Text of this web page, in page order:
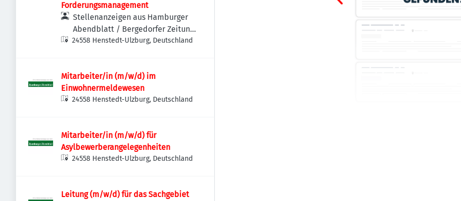
Forderungsmanagement
Stellenanzeigen aus Hamburger
Abendblatt / Bergedorfer Zeitung
/ Hamburger Wochenblatt /
24558 Henstedt-Ulzburg, Deutschland
Mitarbeiter/in (m/w/d) im
Einwohnermeldewesen
24558 Henstedt-Ulzburg, Deutschland
Mitarbeiter/in (m/w/d) für
Asylbewerberangelegenheiten
24558 Henstedt-Ulzburg, Deutschland
Leitung (m/w/d) für das Sachgebiet